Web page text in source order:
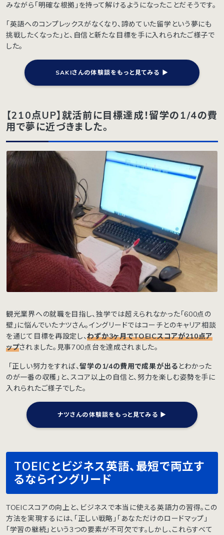
みながら「明確な根拠」を持って解けるようになったことだそうです。
「英語へのコンプレックスがなくなり、諦めていた留学という夢にも
挑戦したくなった」と、自信と新たな目標を手に入れられたご様子で
した。
SAKIさんの体験談をもっと見てみる ▶︎
【210点UP】就活前に目標達成！留学の1/4の費
用で夢に近づきました。
観光業界への就職を目指し、独学では超えられなかった「600点の
壁」に悩んでいたナツさん。イングリードではコーチとのキャリア相談
を通じて目標を再設定し、わずか3ヶ月でTOEICスコアが210点ア
ップされました。見事700点台を達成されました。
「正しい努力をすれば、留学の1/4の費用で成果が出る とわかった
のが一番の収穫」と、スコア以上の自信と、努力を楽しむ姿勢を手に
入れられたご様子でした。
ナツさんの体験談をもっと見てみる ▶︎
TOEICとビジネス英語、最短で両立す
るならイングリード
TOEICスコアの向上と、ビジネスで本当に使える英語力の習得。この
方法を実現するには、「正しい戦略」「あなただけのロードマップ」
「学習の継続」という3つの要素が不可欠です。しかし、これらすべて